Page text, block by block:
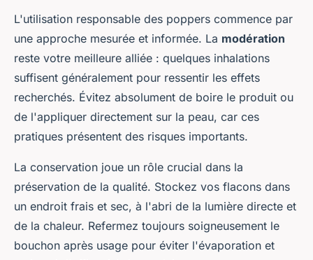
L'utilisation responsable des poppers commence par
une approche mesurée et informée. La modération
reste votre meilleure alliée : quelques inhalations
suffisent généralement pour ressentir les effets
recherchés. Évitez absolument de boire le produit ou
de l'appliquer directement sur la peau, car ces
pratiques présentent des risques importants.
La conservation joue un rôle crucial dans la
préservation de la qualité. Stockez vos flacons dans
un endroit frais et sec, à l'abri de la lumière directe et
de la chaleur. Refermez toujours soigneusement le
bouchon après usage pour éviter l'évaporation et